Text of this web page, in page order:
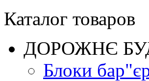
Каталог товаров
ДОРОЖНЄ
Блоки